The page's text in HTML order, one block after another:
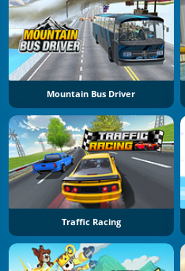
Mountain Bus Driver
Traffic Racing